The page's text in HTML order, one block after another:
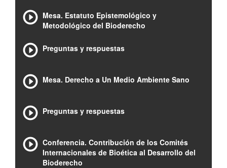
Mesa. Estatuto Epistemológico y
Metodológico del Bioderecho
Preguntas y respuestas
Mesa. Derecho a Un Medio Ambiente Sano
Preguntas y respuestas
Conferencia. Contribución de los Comités
Internacionales de Bioética al Desarrollo del
Bioderecho